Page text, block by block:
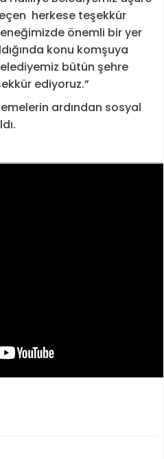
herkese teşekkür
önemli bir yer
konu komşuya
bütün şehre
ediyoruz.”
ardından sosyal